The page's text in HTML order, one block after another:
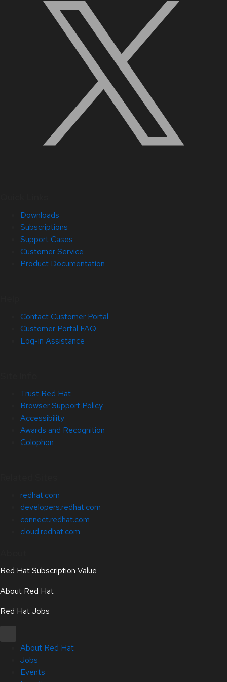
Downloads
Subscriptions
Support Cases
Customer Service
Product Documentation
Contact Customer Portal
Customer Portal FAQ
Log-in Assistance
Trust Red Hat
Browser Support Policy
Accessibility
Awards and Recognition
Colophon
redhat.com
developers.redhat.com
connect.redhat.com
cloud.redhat.com
Red Hat Subscription Value
About Red Hat
Red Hat Jobs
About Red Hat
Jobs
Events